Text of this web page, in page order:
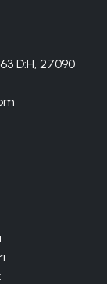
D:H, 27090